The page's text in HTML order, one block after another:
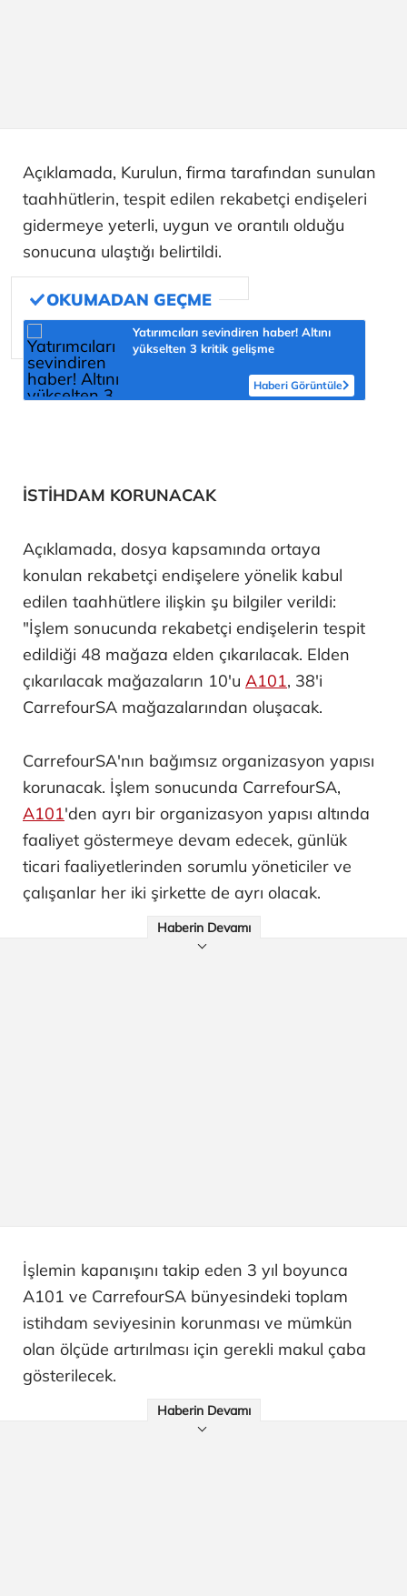
Açıklamada, Kurulun, firma tarafından sunulan
taahhütlerin, tespit edilen rekabetçi endişeleri
gidermeye yeterli, uygun ve orantılı olduğu
sonucuna ulaştığı belirtildi.
Yatırımcıları sevindiren haber! Altını
yükselten 3 kritik gelişme
Haberi Görüntüle
İSTİHDAM KORUNACAK
Açıklamada, dosya kapsamında ortaya
konulan rekabetçi endişelere yönelik kabul
edilen taahhütlere ilişkin şu bilgiler verildi:
"İşlem sonucunda rekabetçi endişelerin tespit
edildiği 48 mağaza elden çıkarılacak. Elden
çıkarılacak mağazaların 10'u A101, 38'i
CarrefourSA mağazalarından oluşacak.
CarrefourSA'nın bağımsız organizasyon yapısı
korunacak. İşlem sonucunda CarrefourSA,
A101'den ayrı bir organizasyon yapısı altında
faaliyet göstermeye devam edecek, günlük
ticari faaliyetlerinden sorumlu yöneticiler ve
çalışanlar her iki şirkette de ayrı olacak.
Haberin Devamı
İşlemin kapanışını takip eden 3 yıl boyunca
A101 ve CarrefourSA bünyesindeki toplam
istihdam seviyesinin korunması ve mümkün
olan ölçüde artırılması için gerekli makul çaba
gösterilecek.
Haberin Devamı